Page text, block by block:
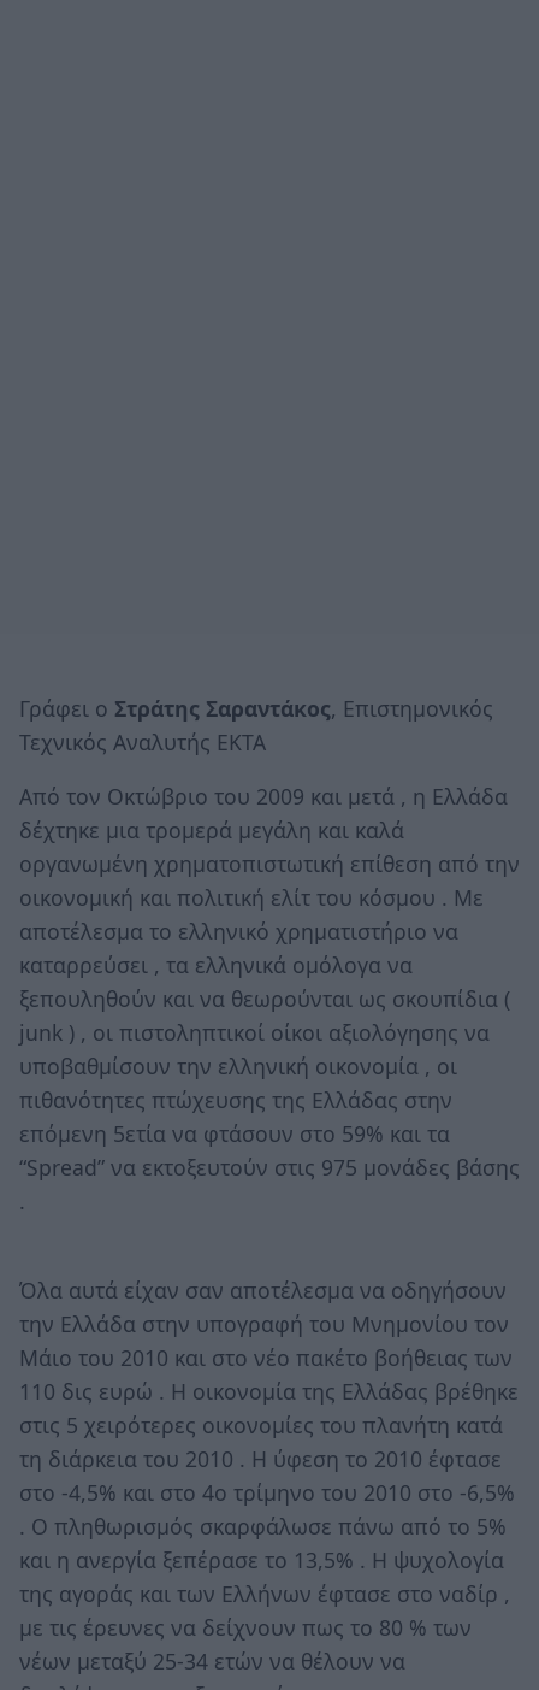
Γράφει ο Στράτης Σαραντάκος, Επιστημονικός
Τεχνικός Αναλυτής ΕΚΤΑ
Από τον Οκτώβριο του 2009 και μετά , η Ελλάδα
δέχτηκε μια τρομερά μεγάλη και καλά
οργανωμένη χρηματοπιστωτική επίθεση από την
οικονομική και πολιτική ελίτ του κόσμου . Με
αποτέλεσμα το ελληνικό χρηματιστήριο να
καταρρεύσει , τα ελληνικά ομόλογα να
ξεπουληθούν και να θεωρούνται ως σκουπίδια (
junk ) , οι πιστοληπτικοί οίκοι αξιολόγησης να
υποβαθμίσουν την ελληνική οικονομία , οι
πιθανότητες πτώχευσης της Ελλάδας στην
επόμενη 5ετία να φτάσουν στο 59% και τα
“Spread” να εκτοξευτούν στις 975 μονάδες βάσης
.
Όλα αυτά είχαν σαν αποτέλεσμα να οδηγήσουν
την Ελλάδα στην υπογραφή του Μνημονίου τον
Μάιο του 2010 και στο νέο πακέτο βοήθειας των
110 δις ευρώ . Η οικονομία της Ελλάδας βρέθηκε
στις 5 χειρότερες οικονομίες του πλανήτη κατά
τη διάρκεια του 2010 . Η ύφεση το 2010 έφτασε
στο -4,5% και στο 4ο τρίμηνο του 2010 στο -6,5%
. Ο πληθωρισμός σκαρφάλωσε πάνω από το 5%
και η ανεργία ξεπέρασε το 13,5% . Η ψυχολογία
της αγοράς και των Ελλήνων έφτασε στο ναδίρ ,
με τις έρευνες να δείχνουν πως το 80 % των
νέων μεταξύ 25-34 ετών να θέλουν να